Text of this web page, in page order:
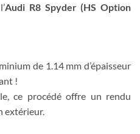
Audi R8 Spyder (HS Option
de 1.14 mm d’épaisseur
!
ce procédé offre un rendu
extérieur.